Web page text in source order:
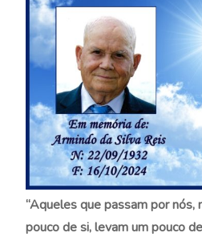
“Aqueles quepassampor nós,
pouco de si, levam um pouco